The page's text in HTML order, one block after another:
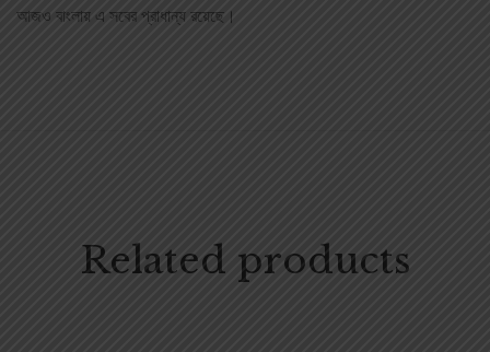
আজও বাংলায় এ সবের প্রাধান্য রয়েছে।
Related products